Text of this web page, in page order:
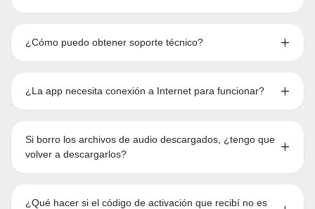
¿Cómo puedo obtener soporte técnico?
¿La app necesita conexión a Internet para funcionar?
Si borro los archivos de audio descargados, ¿tengo que
volver a descargarlos?
¿Qué hacer si el código de activación que recibí no es